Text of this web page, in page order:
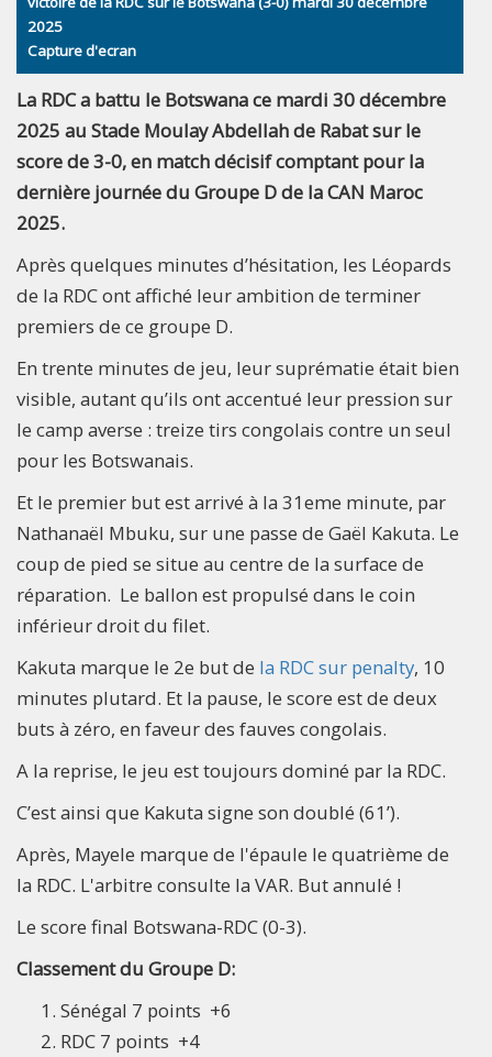
2025
Capture d'ecran
La RDC a battu le Botswana ce mardi 30 décembre
2025 au Stade Moulay Abdellah de Rabat sur le
score de 3-0, en match décisif comptant pour la
dernière journée du Groupe D de la CAN Maroc
2025.
Après quelques minutes d’hésitation, les Léopards
de la RDC ont affiché leur ambition de terminer
premiers de ce groupe D.
En trente minutes de jeu, leur suprématie était bien
visible, autant qu’ils ont accentué leur pression sur
le camp averse : treize tirs congolais contre un seul
pour les Botswanais.
Et le premier but est arrivé à la 31eme minute, par
Nathanaël Mbuku, sur une passe de Gaël Kakuta. Le
coup de pied se situe au centre de la surface de
réparation. Le ballon est propulsé dans le coin
inférieur droit du filet.
Kakuta marque le 2e but de la RDC sur penalty, 10
minutes plutard. Et la pause, le score est de deux
buts à zéro, en faveur des fauves congolais.
A la reprise, le jeu est toujours dominé par la RDC.
C’est ainsi que Kakuta signe son doublé (61’).
Après, Mayele marque de l'épaule le quatrième de
la RDC. L'arbitre consulte la VAR. But annulé !
Le score final Botswana-RDC (0-3).
Classement du Groupe D:
Sénégal 7 points +6
RDC 7 points +4